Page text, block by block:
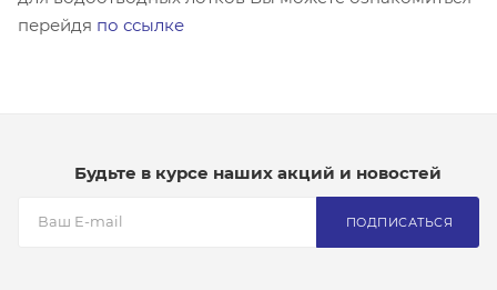
перейдя по ссылке
Будьте в курсе наших акций и новостей
ПОДПИСАТЬСЯ